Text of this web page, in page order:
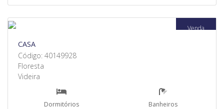
Venda
CASA
Código: 40149928
Floresta
Videira
Dormitórios Banheiros